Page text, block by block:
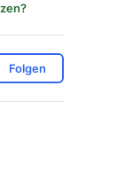
Folgen